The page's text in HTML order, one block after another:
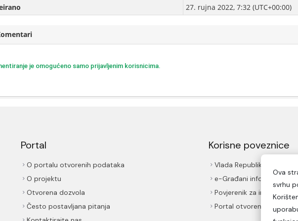
27. rujna 2022, 7:32 (UTC+00:00)